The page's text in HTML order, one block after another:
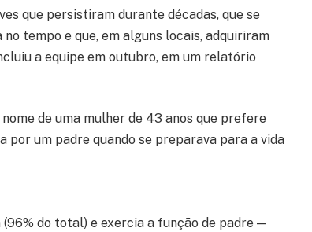
que persistiram durante décadas, que se
tempo e que, em alguns locais, adquiriram
a equipe em outubro, em um relatório
de uma mulher de 43 anos que prefere
por um padre quando se preparava para a vida
do total) e exercia a função de padre —